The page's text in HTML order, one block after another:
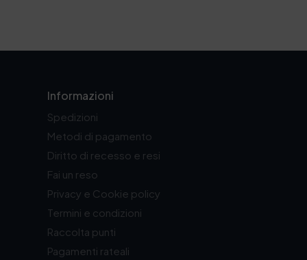
Informazioni
Spedizioni
Metodi di pagamento
Diritto di recesso e resi
Fai un reso
Privacy e Cookie policy
Termini e condizioni
Raccolta punti
Pagamenti rateali